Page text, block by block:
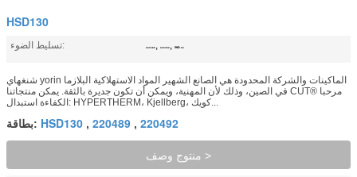
HSD130
تسليط الضوء: 220489 , 220492 , HSD130
شنغهاي yorin الماكينات والشركة المحدودة هي الصانع الشهير المواد الاستهلاكية البلازما
في الصين، وذلك لأن المهنية، ويمكن أن تكون جديرة بالثقة. يمكن منتجاتنا CUT® مرحبا
الكفاءة استبدال: HYPERTHERM، Kjellberg، كويك...
بطاقة: HSD130 , 220489 , 220492
منتوج وصف >